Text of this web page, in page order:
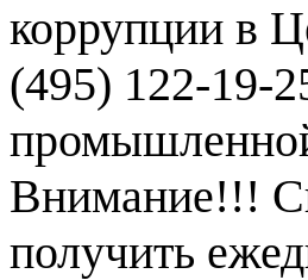
коррупции в
(495) 122-19-
Внимание!!!
получить